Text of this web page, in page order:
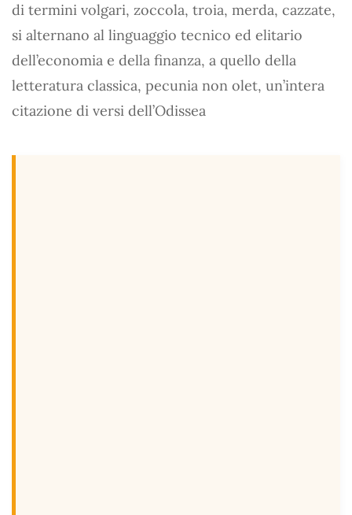
di termini volgari, zoccola, troia, merda, cazzate,
si alternano al linguaggio tecnico ed elitario
dell’economia e della finanza, a quello della
letteratura classica, pecunia non olet, un’intera
citazione di versi dell’Odissea